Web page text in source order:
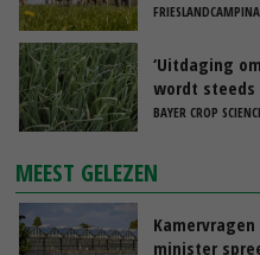
FRIESLANDCAMPINA
‘Uitdaging
wordt steeds
BAYER CROP
MEEST GELEZEN
minister